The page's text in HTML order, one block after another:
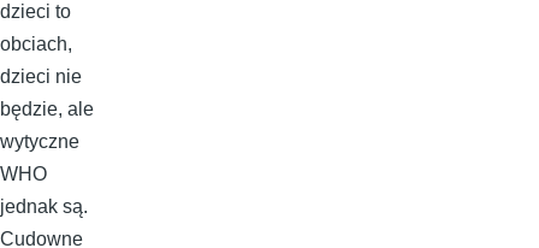
dzieci to
obciach,
dzieci nie
będzie, ale
wytyczne
WHO
jednak są.
Cudowne